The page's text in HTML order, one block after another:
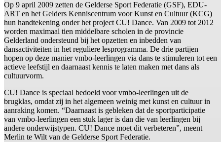
Op 9 april 2009 zetten de Gelderse Sport Federatie (GSF), EDU-
ART en het Gelders Kenniscentrum voor Kunst en Cultuur (KCG)
hun handtekening onder het project CU! Dance. Van 2009 tot 2012
worden maximaal tien middelbare scholen in de provincie
Gelderland ondersteund bij het opzetten en inbedden van
dansactiviteiten in het reguliere lesprogramma. De drie partijen
hopen op deze manier vmbo-leerlingen via dans te stimuleren tot een
actieve leefstijl en daarnaast kennis te laten maken met dans als
cultuurvorm.
CU! Dance is speciaal bedoeld voor vmbo-leerlingen uit de
brugklas, omdat zij in het algemeen weinig met kunst en cultuur in
aanraking komen. “Daarnaast is gebleken dat de sportparticipatie
van vmbo-leerlingen een stuk lager is dan die van leerlingen bij
andere onderwijstypen. CU! Dance moet dit verbeteren”, meent
Merlin te Wilt van de Gelderse Sport Federatie.